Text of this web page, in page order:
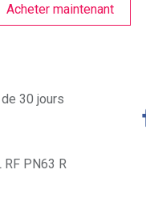
Acheter maintenant
30 jours
RF PN63 R